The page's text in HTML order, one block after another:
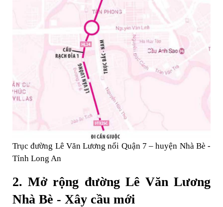
Trục đường Lê Văn Lương nối Quận 7 – huyện Nhà Bè -
Tỉnh Long An
2. Mở rộng đường Lê Văn Lương
Nhà Bè - Xây cầu mới